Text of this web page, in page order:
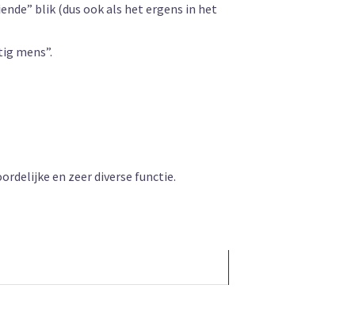
blik (dus ook als het ergens in het
mens”.
en zeer diverse functie.